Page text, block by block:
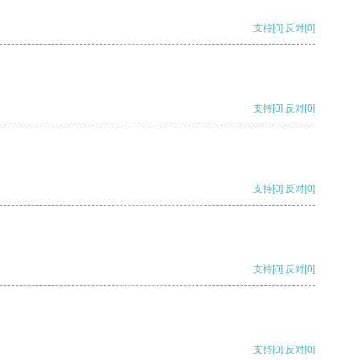
支持[0] 反对[0]
支持[0] 反对[0]
支持[0] 反对[0]
支持[0] 反对[0]
支持[0] 反对[0]